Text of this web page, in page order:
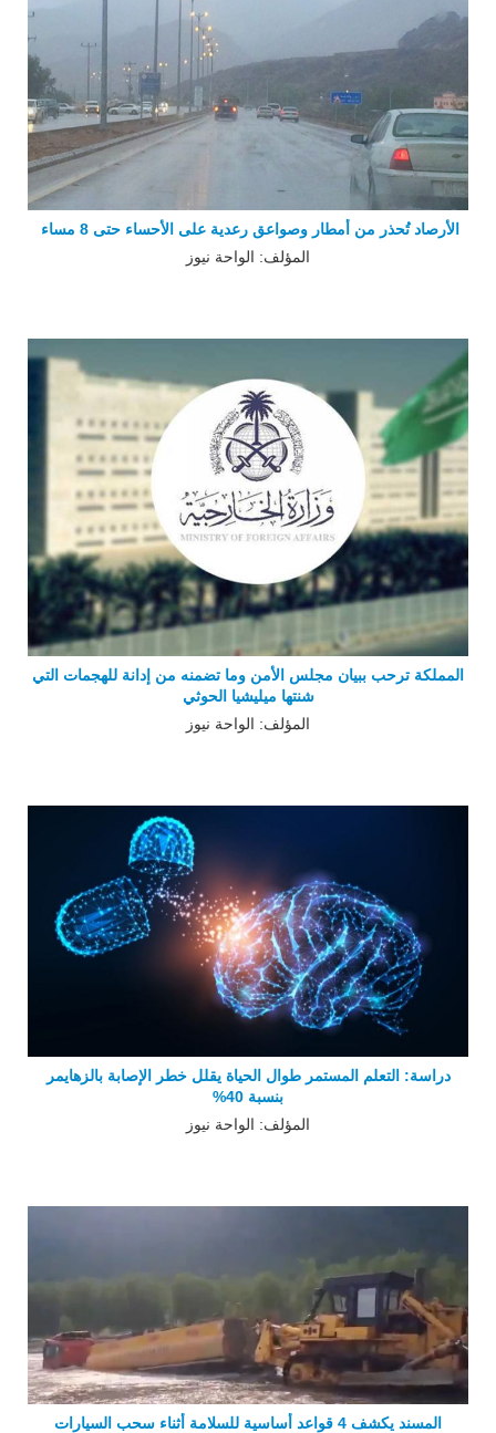
الأرصاد تُحذر من أمطار وصواعق رعدية على الأحساء حتى 8 مساء
المؤلف: الواحة نيوز
المملكة ترحب ببيان مجلس الأمن وما تضمنه من إدانة للهجمات التي
شنتها ميليشيا الحوثي
المؤلف: الواحة نيوز
دراسة: التعلم المستمر طوال الحياة يقلل خطر الإصابة بالزهايمر
بنسبة 40%
المؤلف: الواحة نيوز
المسند يكشف 4 قواعد أساسية للسلامة أثناء سحب السيارات